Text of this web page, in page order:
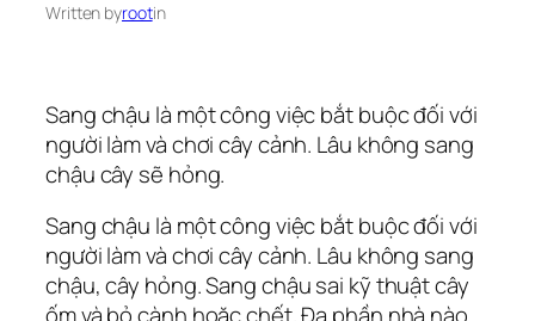
Written byrootin
Sang chậu là một công việc bắt buộc đối với
người làm và chơi cây cảnh. Lâu không sang
chậu cây sẽ hỏng.
Sang chậu là một công việc bắt buộc đối với
người làm và chơi cây cảnh. Lâu không sang
chậu, cây hỏng. Sang chậu sai kỹ thuật cây